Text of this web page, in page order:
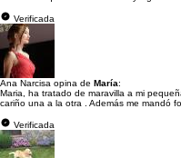
Verificada
Ana Narcisa opina de María:
Maria, ha tratado de maravilla a mi
cariño una a la otra . Además me mandó
Verificada